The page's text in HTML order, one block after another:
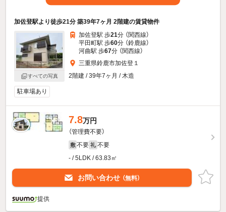
加佐登駅より徒歩21分 築39年7ヶ月 2階建の賃貸物件
すべての写真
加佐登駅 歩21分 （関西線）
平田町駅 歩60分 （鈴鹿線）
河曲駅 歩67分 （関西線）
三重県鈴鹿市加佐登１
2階建 / 39年7ヶ月 / 木造
駐車場あり
7.8万円
（管理費不要）
敷 不要 礼 不要
- / 5LDK / 63.83㎡
お問い合わせ （無料）
提供